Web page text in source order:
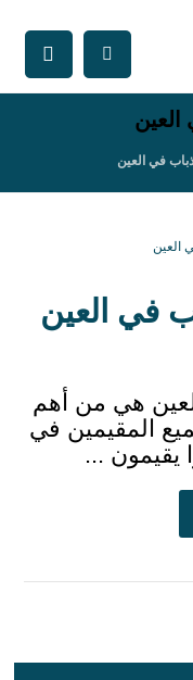
في العين
في العين
هي من أهم
المقيمين في
يقيمون ...